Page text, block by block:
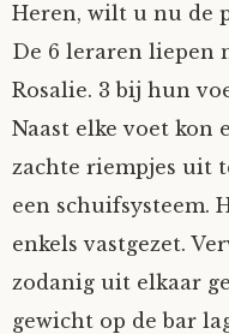
Kersje
Lani
Nyncke
Rozemarijn
SirTeddy
Heren, wilt u nu de
De 6 leraren liepen
Rosalie. 3 bij hun
Naast elke voet kon
zachte riempjes uit
een schuifsysteem.
enkels vastgezet.
zodanig uit elkaar
gewicht op de bar